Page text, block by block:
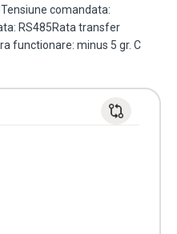
comandata:
RS485Rata transfer
functionare: minus 5 gr. C